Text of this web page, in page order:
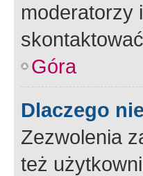
moderatorzy
Góra
Dlaczego
Zezwolenia
też